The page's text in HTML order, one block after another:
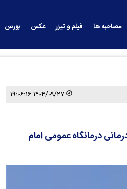
مصاحبه ها فیلم و تیزر عکس بورس
۱۴۰۴/۰۹/۲۷ ۱۹:۰۶:۱۶
درمانگاه عمومی امام